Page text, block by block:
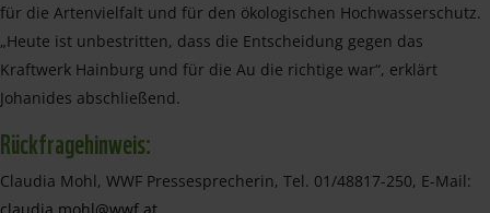
für die Artenvielfalt und für den ökologischen Hochwasserschutz.
„Heute ist unbestritten, dass die Entscheidung gegen das
Kraftwerk Hainburg und für die Au die richtige war“, erklärt
Johanides abschließend.
Rückfragehinweis:
Claudia Mohl, WWF Pressesprecherin, Tel. 01/48817-250, E-Mail:
claudia.mohl@wwf.at